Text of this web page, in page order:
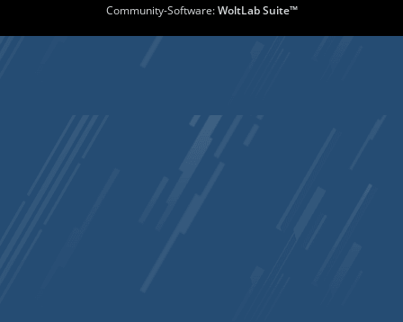
Community-Software:WoltLab Suite™